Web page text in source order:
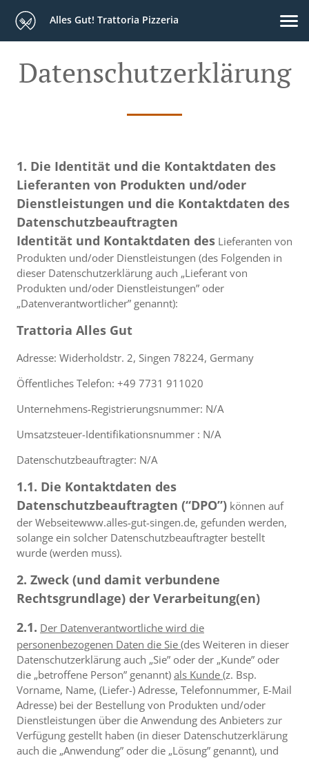
Alles Gut! Trattoria Pizzeria
Datenschutzerklärung
1. Die Identität und die Kontaktdaten des
Lieferanten von Produkten und/oder
Dienstleistungen und die Kontaktdaten des
Datenschutzbeauftragten
Identität und Kontaktdaten des Lieferanten von
Produkten und/oder Dienstleistungen (des Folgenden in
dieser Datenschutzerklärung auch „Lieferant von
Produkten und/oder Dienstleistungen” oder
„Datenverantwortlicher” genannt):
Trattoria Alles Gut
Adresse: Widerholdstr. 2, Singen 78224, Germany
Öffentliches Telefon: +49 7731 911020
Unternehmens-Registrierungsnummer: N/A
Umsatzsteuer-Identifikationsnummer : N/A
Datenschutzbeauftragter: N/A
1.1. Die Kontaktdaten des
Datenschutzbeauftragten (“DPO”) können auf
der Webseitewww.alles-gut-singen.de, gefunden werden,
solange ein solcher Datenschutzbeauftragter bestellt
wurde (werden muss).
2. Zweck (und damit verbundene
Rechtsgrundlage) der Verarbeitung(en)
2.1. Der Datenverantwortliche wird die
personenbezogenen Daten die Sie (des Weiteren in dieser
Datenschutzerklärung auch „Sie” oder der „Kunde” oder
die „betroffene Person” genannt) als Kunde (z. Bsp.
Vorname, Name, (Liefer-) Adresse, Telefonnummer, E-Mail
Adresse) bei der Bestellung von Produkten und/oder
Dienstleistungen über die Anwendung des Anbieters zur
Verfügung gestellt haben (in dieser Datenschutzerklärung
auch die „Anwendung” oder die „Lösung” genannt), und